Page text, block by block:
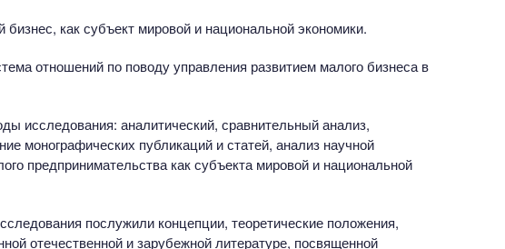
как субъект мировой и национальной экономики.
отношений по поводу управления развитием малого бизнеса в
исследования: аналитический, сравнительный анализ,
монографических публикаций и статей, анализ научной
предпринимательства как субъекта мировой и национальной
послужили концепции, теоретические положения,
отечественной и зарубежной литературе, посвященной